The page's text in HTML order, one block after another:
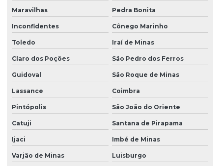
Maravilhas Pedra Bonita
Inconfidentes Cônego Marinho
Toledo Iraí de Minas
Claro dos Poções São Pedro dos Ferros
Guidoval São Roque de Minas
Lassance Coimbra
Pintópolis São João do Oriente
Catuji Santana de Pirapama
Ijaci Imbé de Minas
Varjão de Minas Luisburgo